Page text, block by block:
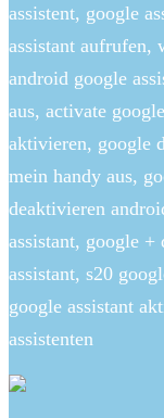
assistent, google
assistant aufrufen,
android google
aus, activate
aktivieren, google
mein handy aus,
deaktivieren
assistant, google
assistant, s20
google assistant
assistenten